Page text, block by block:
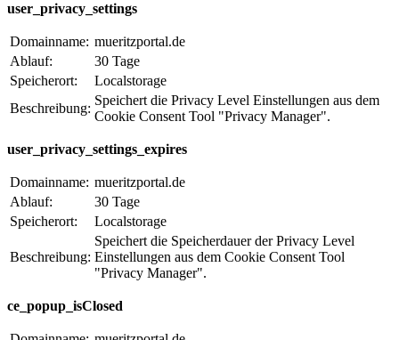
user_privacy_settings
Domainname: mueritzportal.de
Ablauf:
30 Tage
Speicherort:
Localstorage
Beschreibung:
Speichert die Privacy Level Einstellungen aus dem
Cookie Consent Tool "Privacy Manager".
user_privacy_settings_expires
Domainname: mueritzportal.de
Ablauf:
30 Tage
Speicherort:
Localstorage
Beschreibung:
Speichert die Speicherdauer der Privacy Level
Einstellungen aus dem Cookie Consent Tool
"Privacy Manager".
ce_popup_isClosed